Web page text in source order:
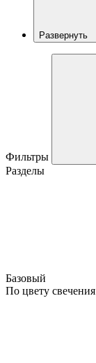
Развернуть
Фильтры
Разделы
Базовый
По цвету свечения